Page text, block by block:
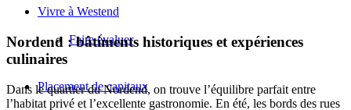
Faire évaluer
Placement de capitaux
Vivre à Westend
Nordend : bâtiments historiques et expériences
culinaires
Dans le quartier du Nordend, on trouve l’équilibre parfait entre
l’habitat privé et l’excellente gastronomie. En été, les bords des rues